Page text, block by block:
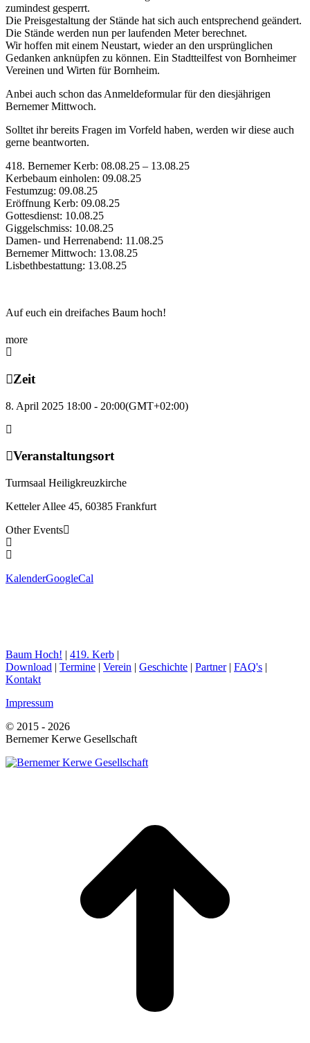
zumindest gesperrt.
Die Preisgestaltung der Stände hat sich auch entsprechend geändert.
Die Stände werden nun per laufenden Meter berechnet.
Wir hoffen mit einem Neustart, wieder an den ursprünglichen
Gedanken anknüpfen zu können. Ein Stadtteilfest von Bornheimer
Vereinen und Wirten für Bornheim.
Anbei auch schon das Anmeldeformular für den diesjährigen
Bernemer Mittwoch.
Solltet ihr bereits Fragen im Vorfeld haben, werden wir diese auch
gerne beantworten.
418. Bernemer Kerb: 08.08.25 – 13.08.25
Kerbebaum einholen: 09.08.25
Festumzug: 09.08.25
Eröffnung Kerb: 09.08.25
Gottesdienst: 10.08.25
Giggelschmiss: 10.08.25
Damen- und Herrenabend: 11.08.25
Bernemer Mittwoch: 13.08.25
Lisbethbestattung: 13.08.25
Auf euch ein dreifaches Baum hoch!
more
Zeit
8. April 2025 18:00 - 20:00(GMT+02:00)
Veranstaltungsort
Turmsaal Heiligkreuzkirche
Ketteler Allee 45, 60385 Frankfurt
Other Events
KalenderGoogleCal
Baum Hoch! | 419. Kerb |
Download | Termine | Verein | Geschichte | Partner| FAQ's |
Kontakt
Impressum
© 2015 - 2026
Bernemer Kerwe Gesellschaft